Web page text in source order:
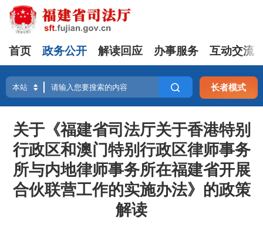
首页 政务公开 解读回应 办事服务 互动交流
长者模式
关于《福建省司法厅关于香港特别
行政区和澳门特别行政区律师事务
所与内地律师事务所在福建省开展
合伙联营工作的实施办法》的政策
解读